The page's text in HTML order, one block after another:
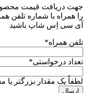
جهت دریافت قیمت
را همراه با شماره تلفن
آی سی اِس شاپ باشید
تلفن همراه*
تعداد درخواستی*
لطفاً یک مقدار بزرگتر یا